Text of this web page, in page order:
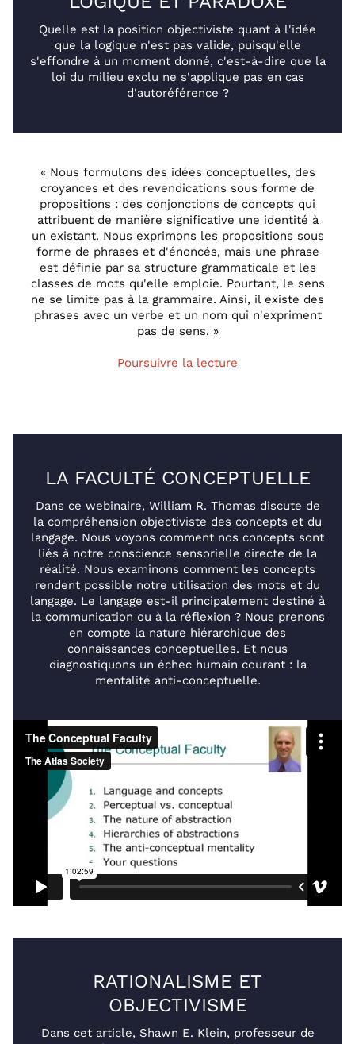
« Nous formulons des idées conceptuelles, des
croyances et des revendications sous forme de
propositions : des conjonctions de concepts qui
attribuent de manière significative une identité à
un existant. Nous exprimons les propositions sous
forme de phrases et d'énoncés, mais une phrase
est définie par sa structure grammaticale et les
classes de mots qu'elle emploie. Pourtant, le sens
ne se limite pas à la grammaire. Ainsi, il existe des
phrases avec un verbe et un nom qui n'expriment
pas de sens. »
Poursuivre la lecture
Quelle est la position objectiviste quant à l'idée
que la logique n'est pas valide, puisqu'elle
s'effondre à un moment donné, c'est-à-dire que la
loi du milieu exclu ne s'applique pas en cas
d'autoréférence ?
LA FACULTÉ CONCEPTUELLE
Dans ce webinaire, William R. Thomas discute de
la compréhension objectiviste des concepts et du
langage. Nous voyons comment nos concepts sont
liés à notre conscience sensorielle directe de la
réalité. Nous examinons comment les concepts
rendent possible notre utilisation des mots et du
langage. Le langage est-il principalement destiné à
la communication ou à la réflexion ? Nous prenons
en compte la nature hiérarchique des
connaissances conceptuelles. Et nous
diagnostiquons un échec humain courant : la
mentalité anti-conceptuelle.
RATIONALISME ET
OBJECTIVISME
Dans cet article, Shawn E. Klein, professeur de